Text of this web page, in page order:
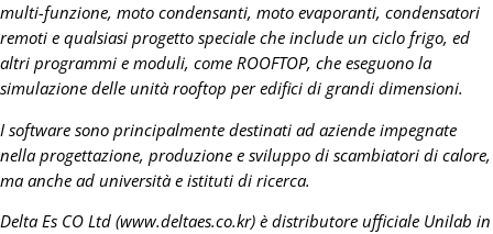
multi-funzione, moto condensanti, moto evaporanti, condensatori
remoti e qualsiasi progetto speciale che include un ciclo frigo, ed
altri programmi e moduli, come ROOFTOP, che eseguono la
simulazione delle unità rooftop per edifici di grandi dimensioni.
I software sono principalmente destinati ad aziende impegnate
nella progettazione, produzione e sviluppo di scambiatori di calore,
ma anche ad università e istituti di ricerca.
Delta Es CO Ltd (www.deltaes.co.kr) è distributore ufficiale Unilab in